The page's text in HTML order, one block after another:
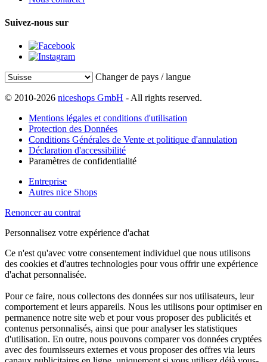
Suivez-nous sur
Changer de pays / langue
© 2010-2026 niceshops GmbH - All rights reserved.
Mentions légales et conditions d'utilisation
Protection des Données
Conditions Générales de Vente et politique d'annulation
Déclaration d'accessibilité
Paramètres de confidentialité
Entreprise
Autres nice Shops
Renoncer au contrat
Personnalisez votre expérience d'achat
Ce n'est qu'avec votre consentement individuel que nous utilisons
des cookies et d'autres technologies pour vous offrir une expérience
d'achat personnalisée.
Pour ce faire, nous collectons des données sur nos utilisateurs, leur
comportement et leurs appareils. Nous les utilisons pour optimiser en
permanence notre site web et pour vous proposer des publicités et
contenus personnalisés, ainsi que pour analyser les statistiques
d'utilisation. En outre, nous pouvons comparer vos données cryptées
avec des fournisseurs externes et vous proposer des offres via leurs